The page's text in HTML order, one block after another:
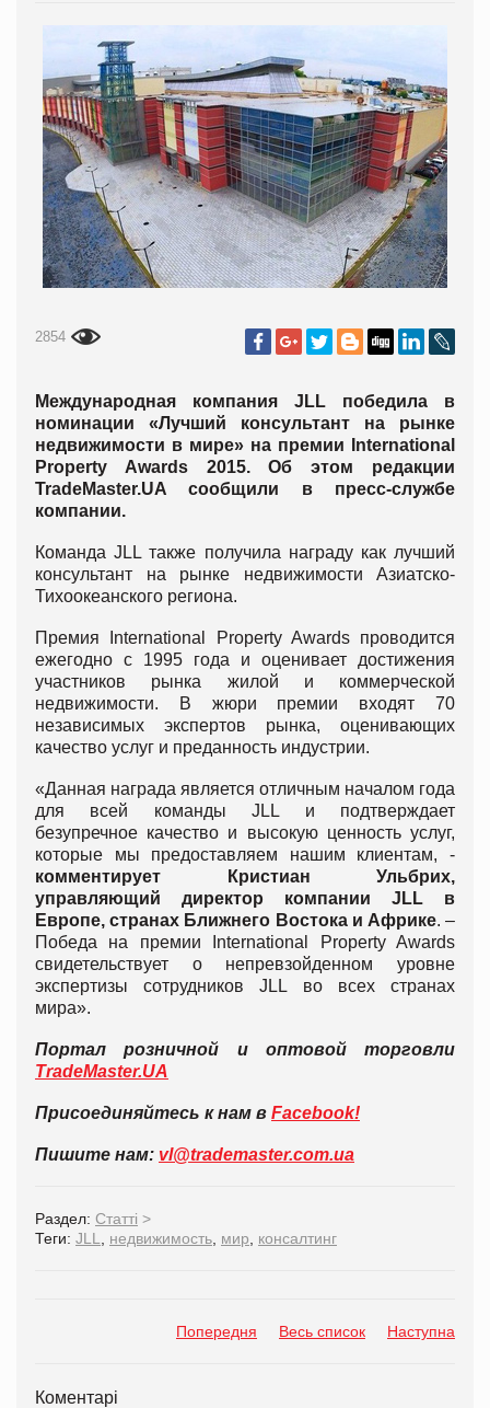
2854
Международная компания JLL победила в
номинации «Лучший консультант на рынке
недвижимости в мире» на премии International
Property Awards 2015. Об этом редакции
TradeMaster.UA сообщили в пресс-службе
компании.
Команда JLL также получила награду как лучший
консультант на рынке недвижимости Азиатско-
Тихоокеанского региона.
Премия International Property Awards проводится
ежегодно с 1995 года и оценивает достижения
участников рынка жилой и коммерческой
недвижимости. В жюри премии входят 70
независимых экспертов рынка, оценивающих
качество услуг и преданность индустрии.
«Данная награда является отличным началом года
для всей команды JLL и подтверждает
безупречное качество и высокую ценность услуг,
которые мы предоставляем нашим клиентам, -
комментирует Кристиан Ульбрих,
управляющий директор компании JLL в
Европе, странах Ближнего Востока и Африке. –
Победа на премии International Property Awards
свидетельствует о непревзойденном уровне
экспертизы сотрудников JLL во всех странах
мира».
Портал розничной и оптовой торговли
TradeMaster.UA
Присоединяйтесь к нам в Facebook!
Пишите нам: vl@trademaster.com.ua
Раздел: Статті >
Теги: JLL недвижимость мир консалтинг
Попередня Весь список Наступна
Коментарі